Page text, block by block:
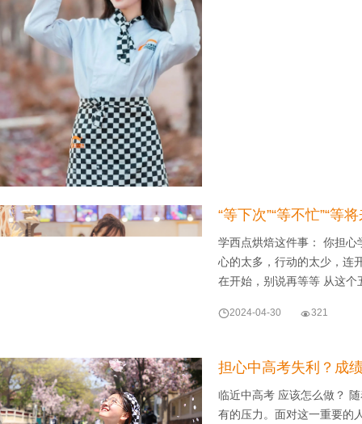
“等下次”“等不忙”“等
学西点烘焙这件事： 你担
心的太多，行动的太少，连
在开始，别说再等等 从这
2024-04-30 321
担心中高考失利？成
临近中高考 应该怎么做？
有的压力。面对这一重要的